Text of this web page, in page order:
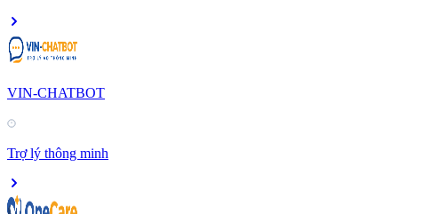
VIN-CHATBOT
Trợ lý thông minh